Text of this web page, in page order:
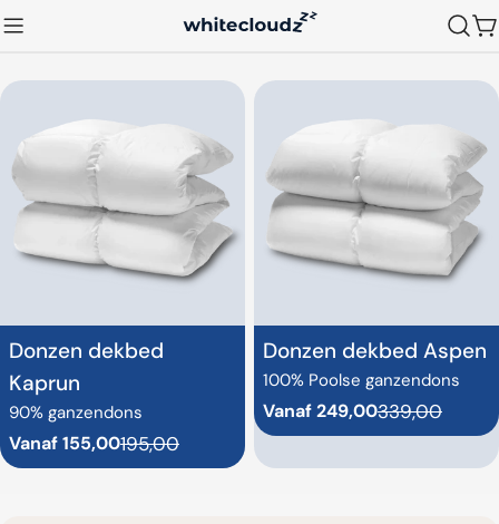
Doorgaan
artikel
Donzen dekbed
Kaprun
90% ganzendons
Verkoopprijs
Vanaf 155,00
Normale
prijs
195,00
Donzen dekbed Aspen
100% Poolse ganzendons
Verkoopprijs
Vanaf 249,00
Normale
prijs
339,00